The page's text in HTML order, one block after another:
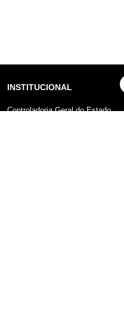
INSTITUCIONAL
Controladoria Geral do Estado